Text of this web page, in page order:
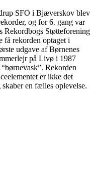
SFO i Bjæverskov blev
og for 6. gang var
Rekordbogs Støtteforening
få rekorden optaget i
udgave af Børnenes
på Livø i 1987
Rekorden
er ikke det
en fælles oplevelse.